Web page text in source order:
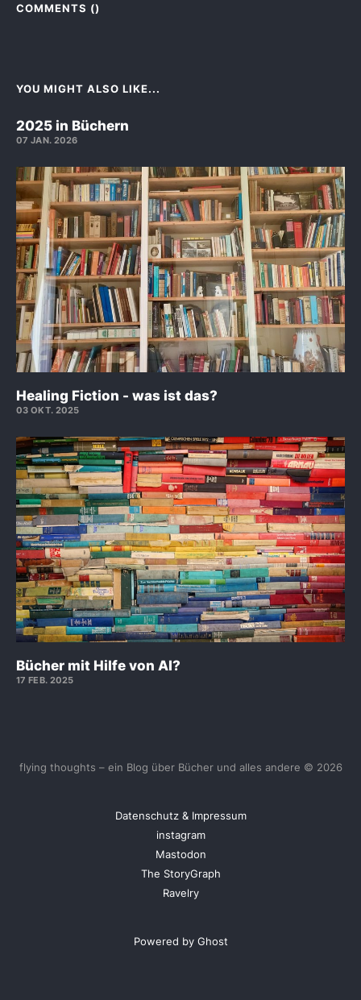
COMMENTS ()
YOU MIGHT ALSO LIKE...
2025 in Büchern
07 JAN. 2026
Healing Fiction - was ist das?
03 OKT. 2025
Bücher mit Hilfe von AI?
17 FEB. 2025
flying thoughts – ein Blog über Bücher und alles andere © 2026
Datenschutz & Impressum
instagram
Mastodon
The StoryGraph
Ravelry
Powered by Ghost